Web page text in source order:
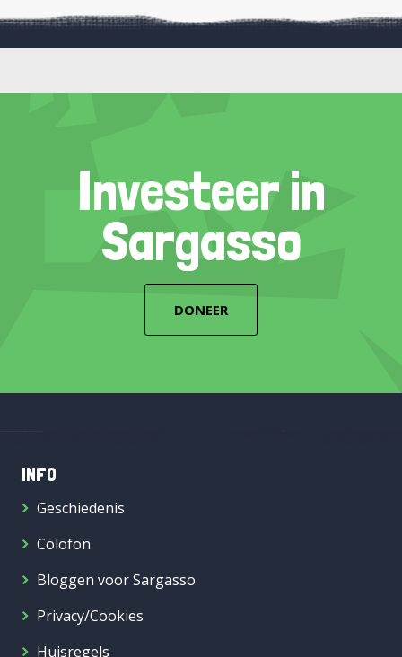
Investeer in
Sargasso
DONEER
INFO
Geschiedenis
Colofon
Bloggen voor Sargasso
Privacy/Cookies
Huisregels